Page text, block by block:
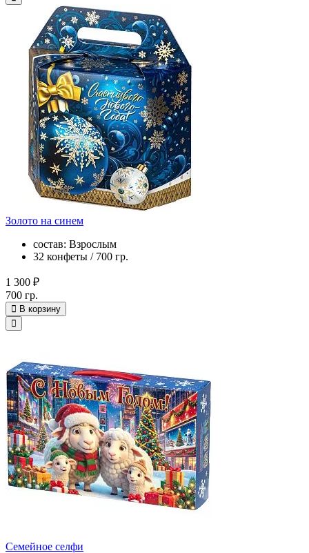
Золото на синем
состав: Взрослым
32 конфеты / 700 гр.
1 300 ₽
700 гр.
В корзину
Семейное селфи